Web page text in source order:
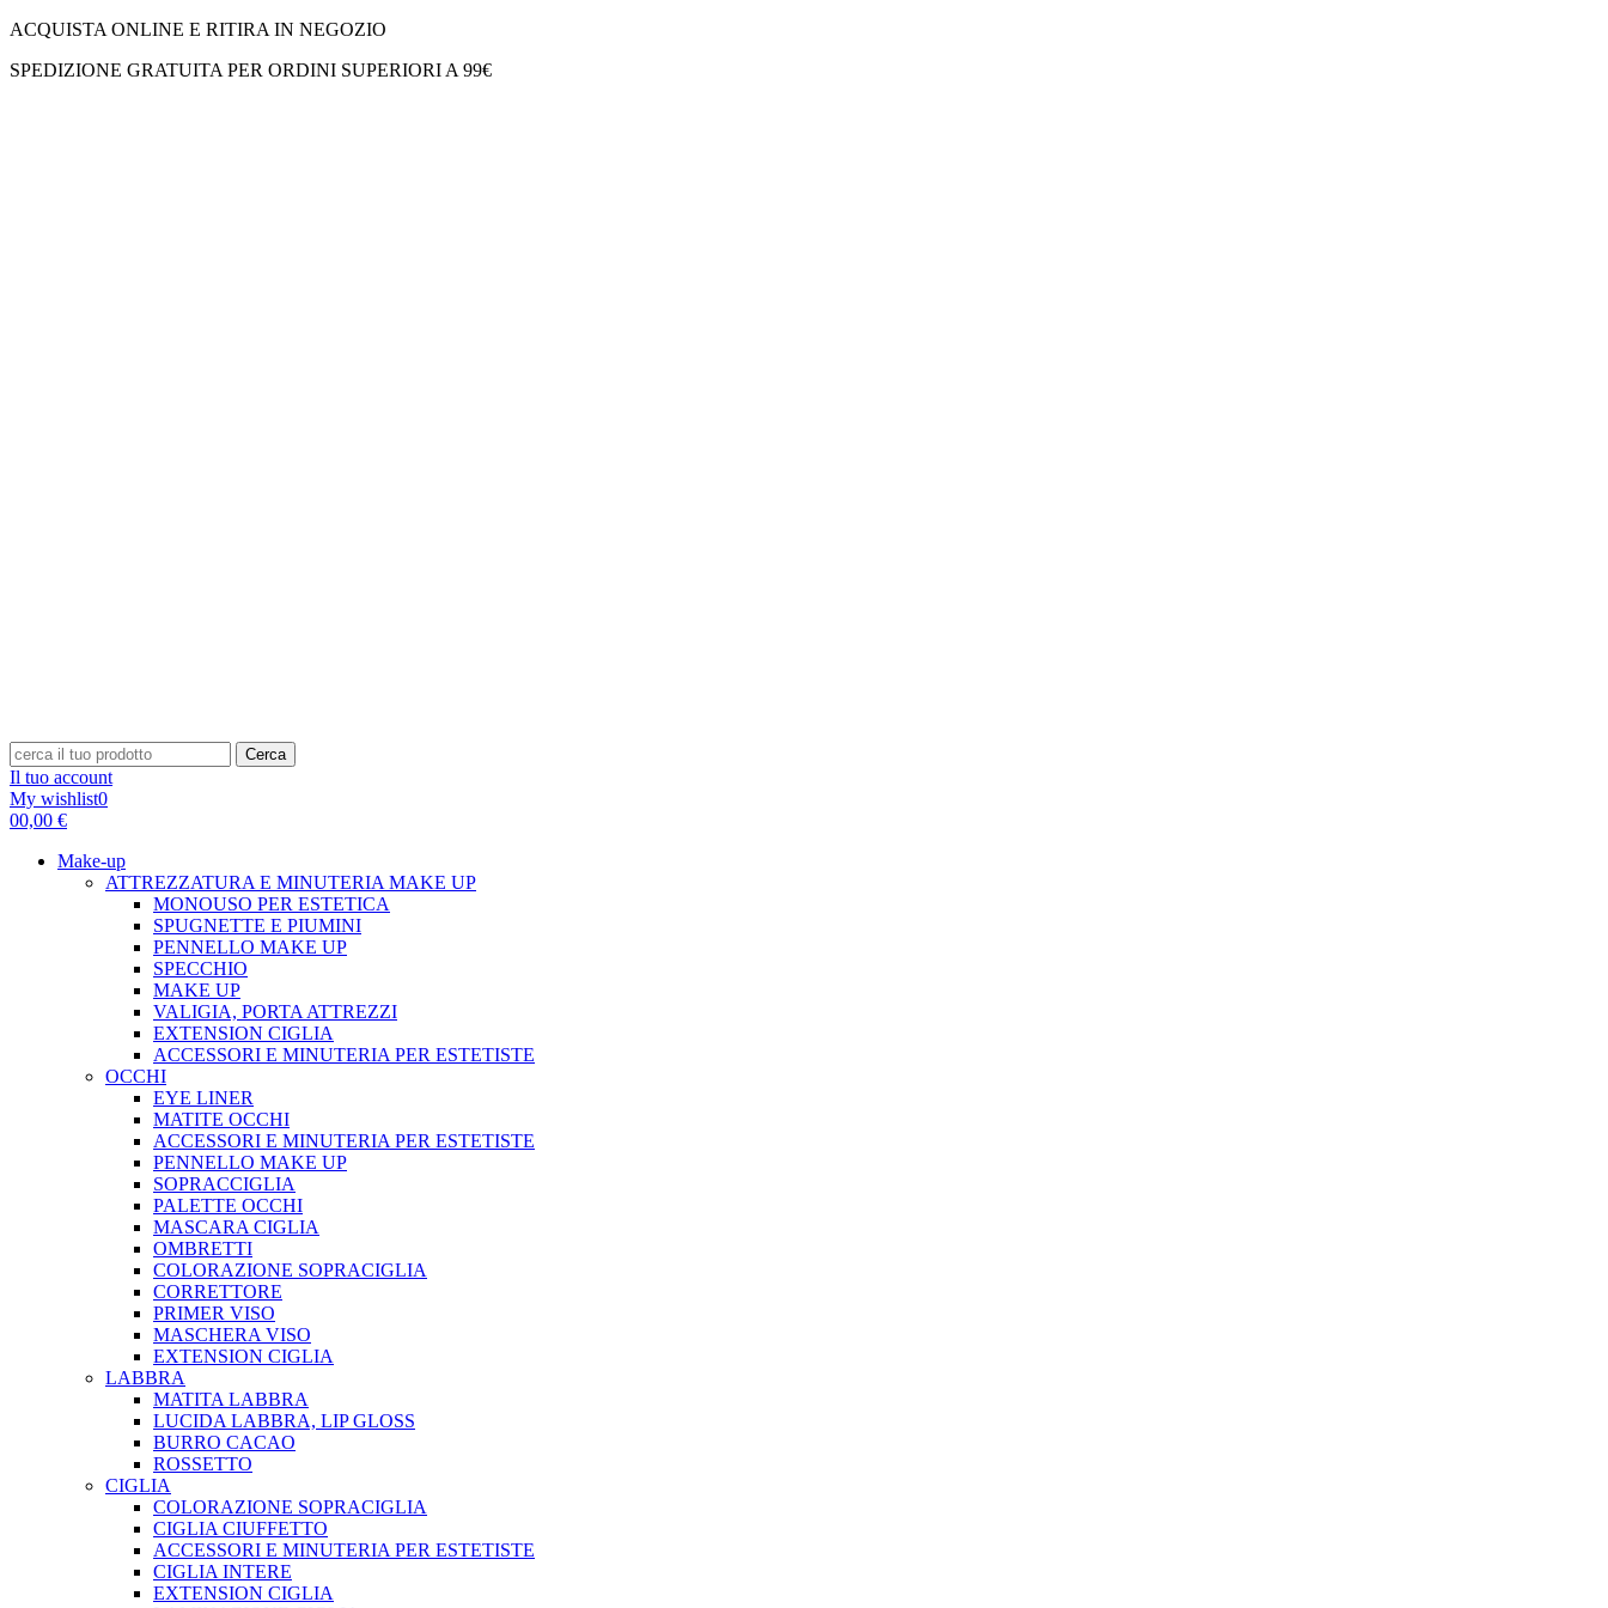
ACQUISTA ONLINE E RITIRA IN NEGOZIO
SPEDIZIONE GRATUITA PER ORDINI SUPERIORI A 99€
Cerca
Il tuo account
My wishlist0
00,00 €
Make-up
ATTREZZATURA E MINUTERIA MAKE UP
MONOUSO PER ESTETICA
SPUGNETTE E PIUMINI
PENNELLO MAKE UP
SPECCHIO
MAKE UP
VALIGIA, PORTA ATTREZZI
EXTENSION CIGLIA
ACCESSORI E MINUTERIA PER ESTETISTE
OCCHI
EYE LINER
MATITE OCCHI
ACCESSORI E MINUTERIA PER ESTETISTE
PENNELLO MAKE UP
SOPRACCIGLIA
PALETTE OCCHI
MASCARA CIGLIA
OMBRETTI
COLORAZIONE SOPRACIGLIA
CORRETTORE
PRIMER VISO
MASCHERA VISO
EXTENSION CIGLIA
LABBRA
MATITA LABBRA
LUCIDA LABBRA, LIP GLOSS
BURRO CACAO
ROSSETTO
CIGLIA
COLORAZIONE SOPRACIGLIA
CIGLIA CIUFFETTO
ACCESSORI E MINUTERIA PER ESTETISTE
CIGLIA INTERE
EXTENSION CIGLIA